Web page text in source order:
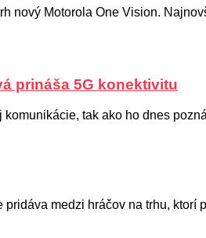
nový Motorola One Vision.
prináša 5G konektivitu
tak ako ho dnes
medzi hráčov na trhu,